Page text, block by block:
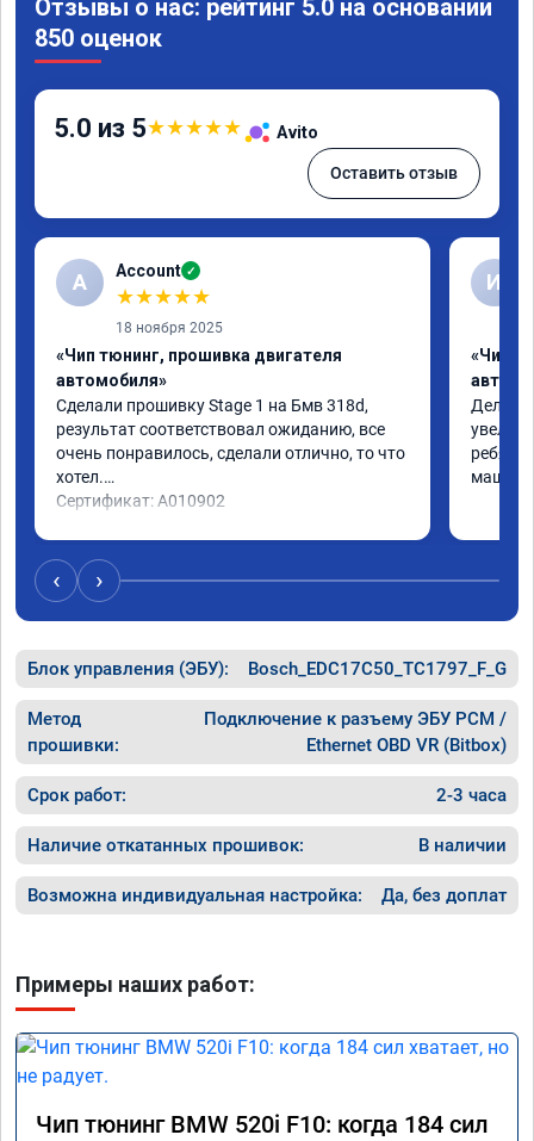
Отзывы о нас: рейтинг 5.0 на основании
850 оценок
5.0 из 5★★★★★ Avito
Оставить отзыв
A Account ✓
★★★★★
18 ноября 2025
«Чип тюнинг, прошивка двигателя
автомобиля»
Сделали прошивку Stage 1 на Бмв 318d,
результат соответствовал ожиданию, все
очень понравилось, сделали отлично, то что
хотел.
Сертификат: A010902
И
«Чип
Делали
ребята
машина
‹ ›
Блок управления (ЭБУ): Bosch_EDC17C50_TC1797_F_G
Метод
прошивки:
Подключение к разъему ЭБУ PCM /
Ethernet OBD VR (Bitbox)
Срок работ: 2-3 часа
Наличие откатанных прошивок: В наличии
Возможна индивидуальная настройка: Да, без доплат
Примеры наших работ:
Чип тюнинг BMW 520i F10: когда 184 сил